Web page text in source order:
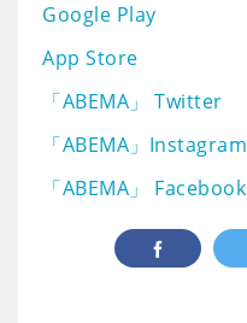
Google Play
App Store
「ABEMA」 Twitter
「ABEMA」Instagram
「ABEMA」 Facebook